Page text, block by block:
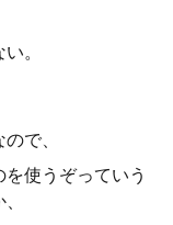
。
で、
使うぞっていう